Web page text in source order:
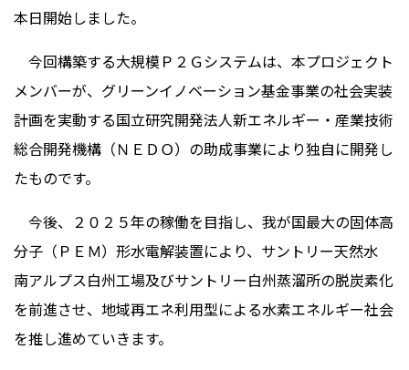
本日開始しました。
今回構築する大規模Ｐ２Ｇシステムは、本プロジェクト
メンバーが、グリーンイノベーション基金事業の社会実装
計画を実動する国立研究開発法人新エネルギー・産業技術
総合開発機構（ＮＥＤＯ）の助成事業により独自に開発し
たものです。
今後、２０２５年の稼働を目指し、我が国最大の固体高
分子（ＰＥＭ）形水電解装置により、サントリー天然水
南アルプス白州工場及びサントリー白州蒸溜所の脱炭素化
を前進させ、地域再エネ利用型による水素エネルギー社会
を推し進めていきます。